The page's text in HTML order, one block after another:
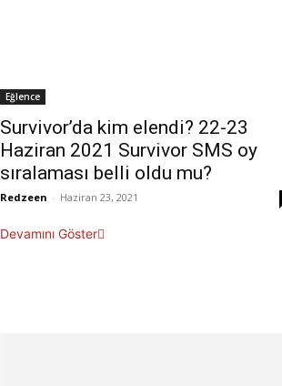
Eğlence
Survivor’da kim elendi? 22-23
Haziran 2021 Survivor SMS oy
sıralaması belli oldu mu?
Redzeen - Haziran 23, 2021
Devamını Göster